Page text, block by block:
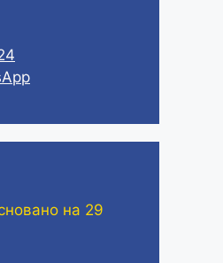
на 29